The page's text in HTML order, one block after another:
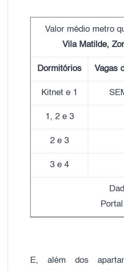
Valor médio metro
Vila Matilde,
Dormitórios Vagas
Kitnet e 1
1, 2 e 3
2 e 3
3 e 4
E, além dos